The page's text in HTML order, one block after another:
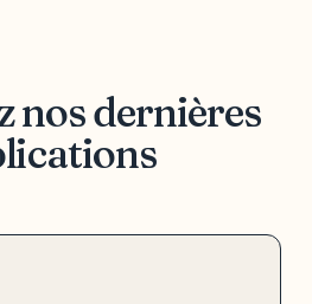
nos dernières